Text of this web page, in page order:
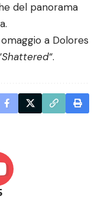
del panorama
a Dolores
Shattered“.